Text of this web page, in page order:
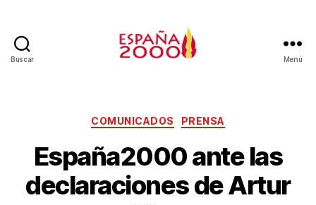
Buscar Menú
COMUNICADOS PRENSA
España2000 ante las
declaraciones de Artur